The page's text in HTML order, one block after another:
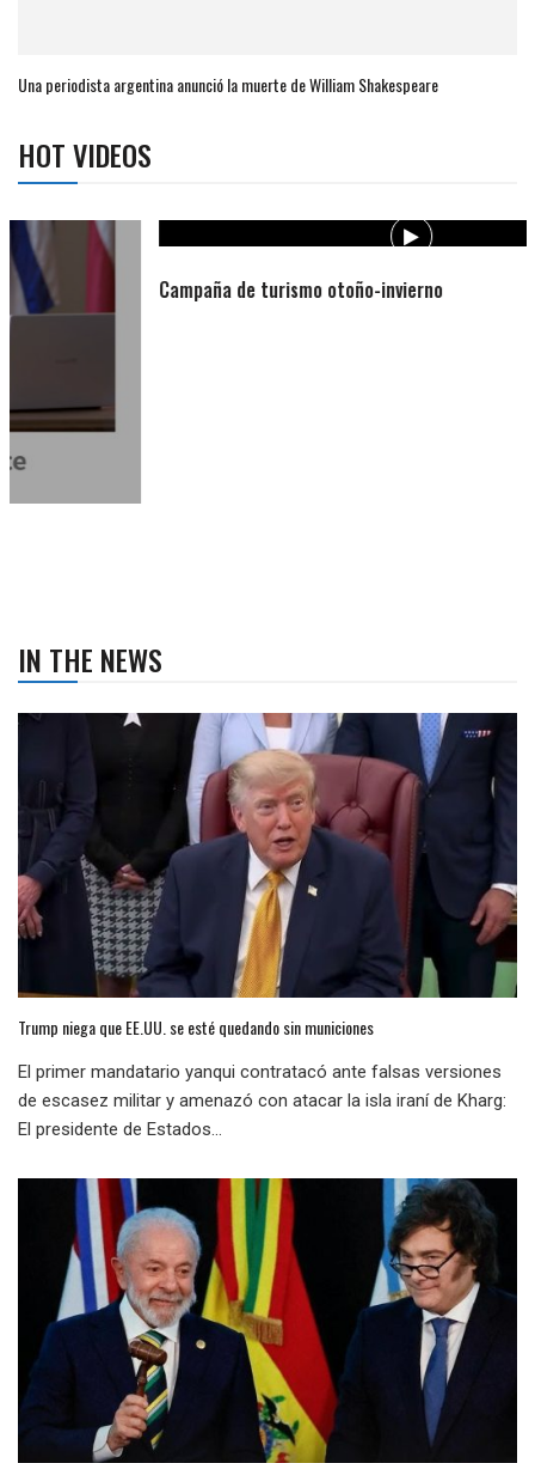
Una periodista argentina anunció la muerte de William Shakespeare
HOT VIDEOS
Campaña de turismo otoño-invierno
IN THE NEWS
Trump niega que EE.UU. se esté quedando sin municiones
El primer mandatario yanqui contratacó ante falsas versiones
de escasez militar y amenazó con atacar la isla iraní de Kharg:
El presidente de Estados...